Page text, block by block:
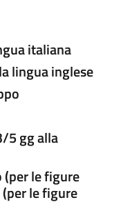
italiana
lingua inglese
5 gg alla
le figure
le figure